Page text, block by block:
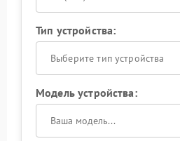
Тип устройства:
Выберите тип устройства
Модель устройства: